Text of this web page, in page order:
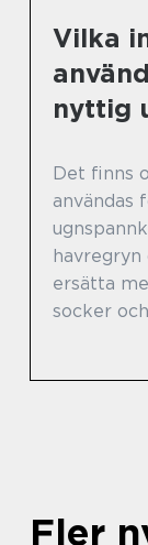
Vilka
nyttig
Det finns
användas
havregryn
ersätta
socker
Fler